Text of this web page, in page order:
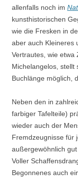
allenfalls noch im
kunsthistorischen
wie die Fresken in
aber auch Kleineres
Vertrautes, wie etwa
Michelangelos, stellt
Buchlänge möglich,
Neben den in
farbiger Tafelteile)
wieder auch der
Fremdzeugnisse für
außergewöhnlich
Voller
Begonnenes auch